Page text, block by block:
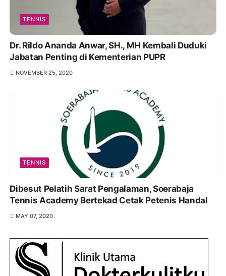
TENNIS
Dr. Rildo Ananda Anwar, SH., MH Kembali Duduki
Jabatan Penting di Kementerian PUPR
NOVEMBER 25, 2020
TENNIS
Dibesut Pelatih Sarat Pengalaman, Soerabaja
Tennis Academy Bertekad Cetak Petenis Handal
MAY 07, 2020